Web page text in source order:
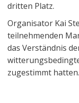
dritten Platz.
Organisator Kai
teilnehmenden
das Verständnis
zugestimmt